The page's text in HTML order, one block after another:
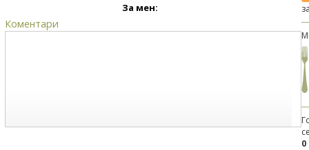
За мен:
Коментари
0